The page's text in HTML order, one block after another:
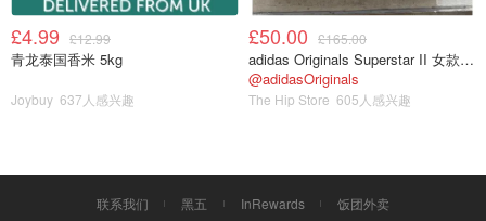
£4.99 £12.99
青龙泰国香米 5kg
Joybuy 637人感兴趣
£50.00 £165.00
adidas Originals Superstar II 女款串珠休闲鞋 黑色
@adidasOriginals
The Hip Store 605人感兴趣
联系我们 黑五 InRewards 饭团外卖